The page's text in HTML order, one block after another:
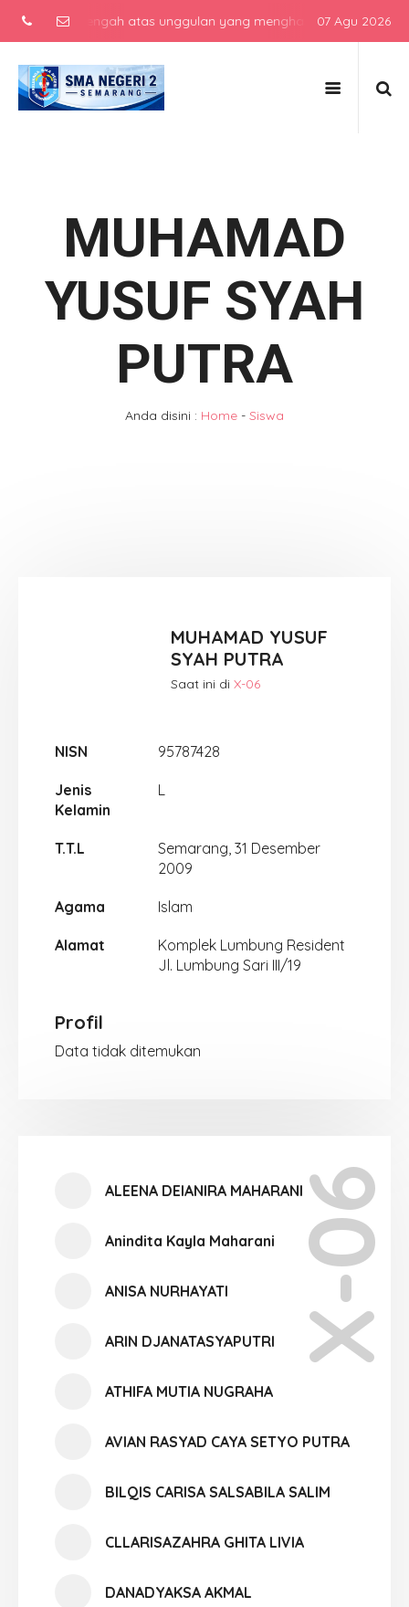
menengah atas unggulan yang menghasilkan lulusan
07 Agu 2026
MUHAMAD
YUSUF SYAH
PUTRA
Anda disini : Home - Siswa
MUHAMAD YUSUF
SYAH PUTRA
Saat ini di X-06
NISN 95787428
Jenis
Kelamin
L
T.T.L
Semarang, 31 Desember
2009
Agama Islam
Alamat
Komplek Lumbung Resident
Jl. Lumbung Sari III/19
Profil
Data tidak ditemukan
X-06
ALEENA DEIANIRA MAHARANI
Anindita Kayla Maharani
ANISA NURHAYATI
ARIN DJANATASYAPUTRI
ATHIFA MUTIA NUGRAHA
AVIAN RASYAD CAYA SETYO PUTRA
BILQIS CARISA SALSABILA SALIM
CLLARISAZAHRA GHITA LIVIA
DANADYAKSA AKMAL